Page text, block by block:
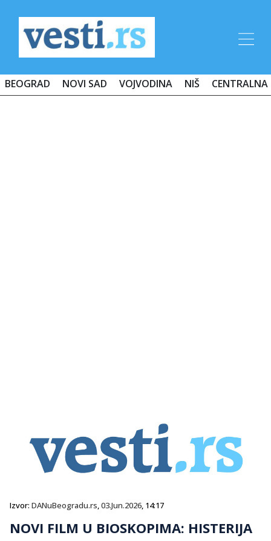
BEOGRAD NOVI SAD VOJVODINA NIŠ CENTRALNA
Izvor: DANuBeogradu.rs,03.Jun.2026, 14:17
NOVI FILM U BIOSKOPIMA: HISTERIJA